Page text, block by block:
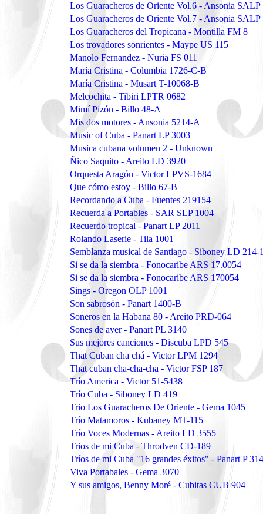
Los Guaracheros de Oriente Vol.6 - Ansonia SALP
Los Guaracheros de Oriente Vol.7 - Ansonia SALP
Los Guaracheros del Tropicana - Montilla FM 8
Los trovadores sonrientes - Maype US 115
Manolo Fernandez - Nuria FS 011
María Cristina - Columbia 1726-C-B
María Cristina - Musart T-10068-B
Melcochita - Tibiri LPTR 0682
Mimí Pizón - Billo 48-A
Mis dos motores - Ansonia 5214-A
Music of Cuba - Panart LP 3003
Musica cubana volumen 2 - Unknown
Ñico Saquito - Areito LD 3920
Orquesta Aragón - Victor LPVS-1684
Que cómo estoy - Billo 67-B
Recordando a Cuba - Fuentes 219154
Recuerda a Portables - SAR SLP 1004
Recuerdo tropical - Panart LP 2011
Rolando Laserie - Tila 1001
Semblanza musical de Santiago - Siboney LD 214-
Si se da la siembra - Fonocaribe ARS 17.0054
Si se da la siembra - Fonocaribe ARS 170054
Sings - Oregon OLP 1001
Son sabrosón - Panart 1400-B
Soneros en la Habana 80 - Areito PRD-064
Sones de ayer - Panart PL 3140
Sus mejores canciones - Discuba LPD 545
That Cuban cha chá - Victor LPM 1294
That cuban cha-cha-cha - Victor FSP 187
Trío America - Victor 51-5438
Trío Cuba - Siboney LD 419
Trio Los Guaracheros De Oriente - Gema 1045
Trío Matamoros - Kubaney MT-115
Trío Voces Modernas - Areito LD 3555
Trios de mi Cuba - Throdven CD-189
Tríos de mi Cuba "16 grandes éxitos" - Panart P
Viva Portabales - Gema 3070
Y sus amigos, Benny Moré - Cubitas CUB 904